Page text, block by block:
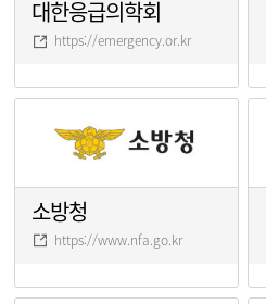
대한응급의학회
https://emergency.or.kr
소방청
https://www.nfa.go.kr